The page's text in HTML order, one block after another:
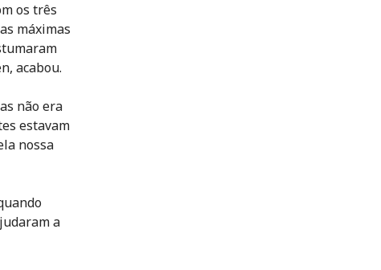
os três
máximas
acabou.
não era
estavam
nossa
a